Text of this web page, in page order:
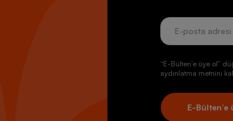
“E-Bülten’e üye ol”
aydınlatma metnini
E-Bülten’e